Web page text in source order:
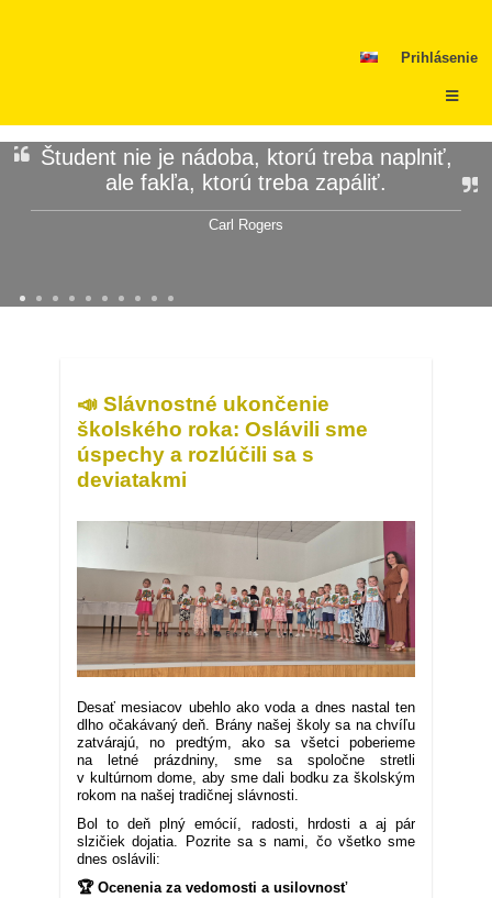
Prihlásenie
ÚvodŠtudent nie je nádoba, ktorú treba naplniť,
ale fakľa, ktorú treba zapáliť.
Carl Rogers
📣 Slávnostné ukončenie
školského roka: Oslávili sme
úspechy a rozlúčili sa s
deviatakmi
Desať mesiacov ubehlo ako voda a dnes nastal ten
dlho očakávaný deň. Brány našej školy sa na chvíľu
zatvárajú, no predtým, ako sa všetci poberieme
na letné prázdniny, sme sa spoločne stretli
v kultúrnom dome, aby sme dali bodku za školským
rokom na našej tradičnej slávnosti.
Bol to deň plný emócií, radosti, hrdosti a aj pár
slzičiek dojatia. Pozrite sa s nami, čo všetko sme
dnes oslávili:
🏆 Ocenenia za vedomosti a usilovnosť